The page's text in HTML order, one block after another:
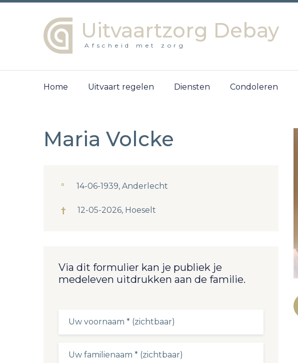
Uitvaartzorg Debay
Afscheid met zorg
Home Uitvaart regelen Diensten Condoleren
Maria Volcke
° 14-06-1939, Anderlecht
† 12-05-2026, Hoeselt
Via dit formulier kan je publiek je
medeleven uitdrukken aan de familie.